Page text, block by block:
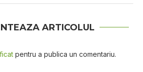
ARTICOLUL
pentru a publica un comentariu.